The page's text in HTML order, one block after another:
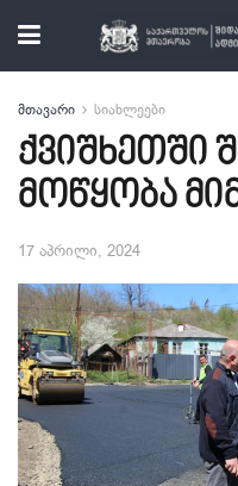
მთავარი სიახლეები
ქვიშხეთში
მოწყობა
17 აპრილი, 2024